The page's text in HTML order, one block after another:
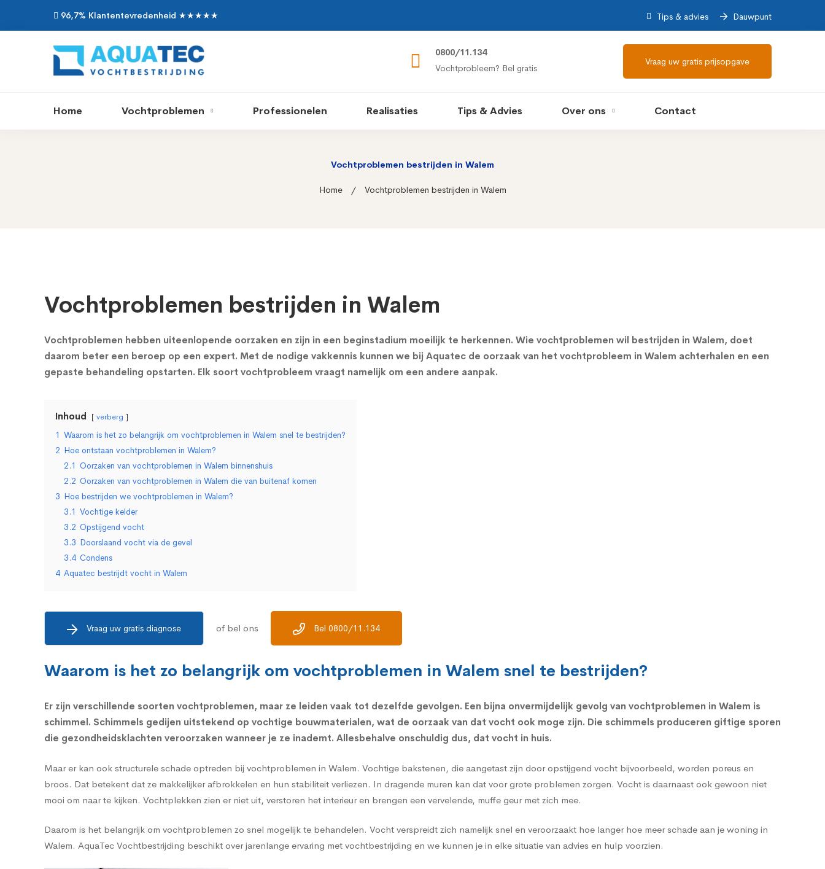
96,7% Klantentevredenheid ★★★★★ Tips & advies Dauwpunt
0800/11.134
Vochtprobleem? Bel gratis
Vraag uw gratis prijsopgave
Home Vochtproblemen Professionelen Realisaties Tips & Advies Over ons Contact
Vochtproblemen bestrijden in Walem
Home Vochtproblemen bestrijden in Walem
Vochtproblemen bestrijden in Walem
Vochtproblemen hebben uiteenlopende oorzaken en zijn in een beginstadium moeilijk te herkennen. Wie vochtproblemen wil bestrijden in Walem, doet
daarom beter een beroep op een expert. Met de nodige vakkennis kunnen we bij Aquatec de oorzaak van het vochtprobleem in Walem achterhalen en een
gepaste behandeling opstarten. Elk soort vochtprobleem vraagt namelijk om een andere aanpak.
Inhoud verberg
1 Waarom is het zo belangrijk om vochtproblemen in Walem snel te bestrijden?
2 Hoe ontstaan vochtproblemen in Walem?
2.1 Oorzaken van vochtproblemen in Walem binnenshuis
2.2 Oorzaken van vochtproblemen in Walem die van buitenaf komen
3 Hoe bestrijden we vochtproblemen in Walem?
3.1 Vochtige kelder
3.2 Opstijgend vocht
3.3 Doorslaand vocht via de gevel
3.4 Condens
4 Aquatec bestrijdt vocht in Walem
Vraag uw gratis diagnose of bel ons Bel 0800/11.134
Waarom is het zo belangrijk om vochtproblemen in Walem snel te bestrijden?
Er zijn verschillende soorten vochtproblemen, maar ze leiden vaak tot dezelfde gevolgen. Een bijna onvermijdelijk gevolg van vochtproblemen in Walem is
schimmel. Schimmels gedijen uitstekend op vochtige bouwmaterialen, wat de oorzaak van dat vocht ook moge zijn. Die schimmels produceren giftige sporen
die gezondheidsklachten veroorzaken wanneer je ze inademt. Allesbehalve onschuldig dus, dat vocht in huis.
Maar er kan ook structurele schade optreden bij vochtproblemen in Walem. Vochtige bakstenen, die aangetast zijn door opstijgend vocht bijvoorbeeld, worden poreus en
broos. Dat betekent dat ze makkelijker afbrokkelen en hun stabiliteit verliezen. In dragende muren kan dat voor grote problemen zorgen. Vocht is daarnaast ook gewoon niet
mooi om naar te kijken. Vochtplekken zien er niet uit, verstoren het interieur en brengen een vervelende, muffe geur met zich mee.
Daarom is het belangrijk om vochtproblemen zo snel mogelijk te behandelen. Vocht verspreidt zich namelijk snel en veroorzaakt hoe langer hoe meer schade aan je woning in
Walem. AquaTec Vochtbestrijding beschikt over jarenlange ervaring met vochtbestrijding en we kunnen je in elke situatie van advies en hulp voorzien.